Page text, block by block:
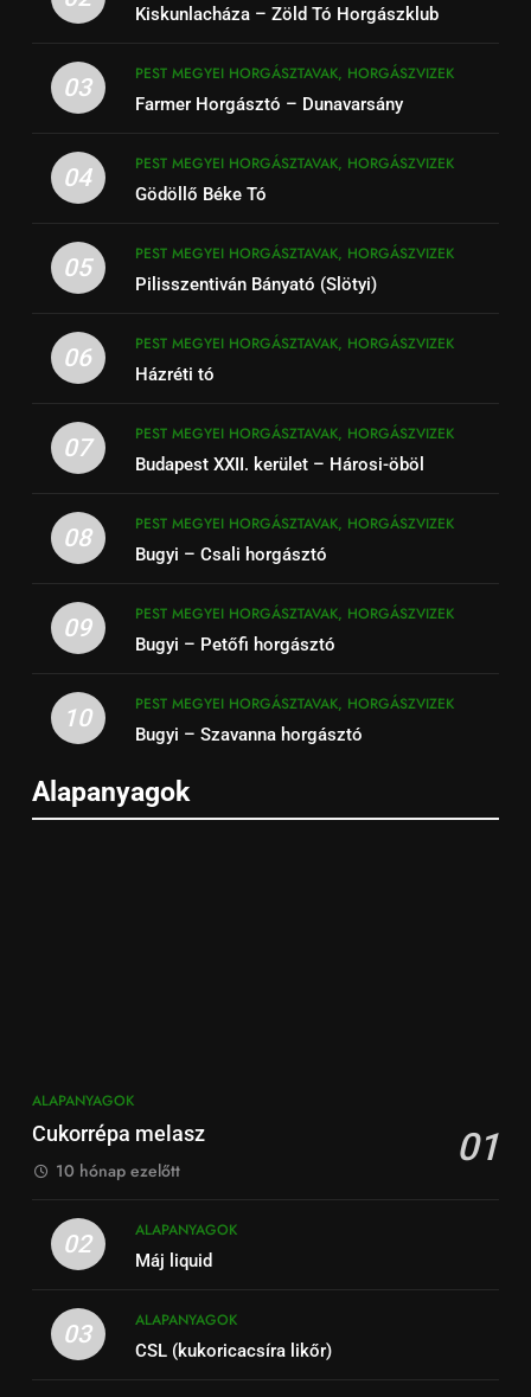
Kiskunlacháza – Zöld Tó Horgászklub
03
PEST MEGYEI HORGÁSZTAVAK, HORGÁSZVIZEK
Farmer Horgásztó – Dunavarsány
04
PEST MEGYEI HORGÁSZTAVAK, HORGÁSZVIZEK
Gödöllő Béke Tó
05
PEST MEGYEI HORGÁSZTAVAK, HORGÁSZVIZEK
Pilisszentiván Bányató (Slötyi)
06
PEST MEGYEI HORGÁSZTAVAK, HORGÁSZVIZEK
Házréti tó
07
PEST MEGYEI HORGÁSZTAVAK, HORGÁSZVIZEK
Budapest XXII. kerület – Hárosi-öböl
08
PEST MEGYEI HORGÁSZTAVAK, HORGÁSZVIZEK
Bugyi – Csali horgásztó
09
PEST MEGYEI HORGÁSZTAVAK, HORGÁSZVIZEK
Bugyi – Petőfi horgásztó
10
PEST MEGYEI HORGÁSZTAVAK, HORGÁSZVIZEK
Bugyi – Szavanna horgásztó
Alapanyagok
ALAPANYAGOK
Cukorrépa melasz 01
10 hónap ezelőtt
02
ALAPANYAGOK
Máj liquid
03
ALAPANYAGOK
CSL (kukoricacsíra likőr)